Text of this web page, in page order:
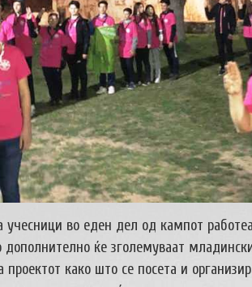
учесници во еден дел од кампот
ќе зголемуваат
проектот како што се посета и